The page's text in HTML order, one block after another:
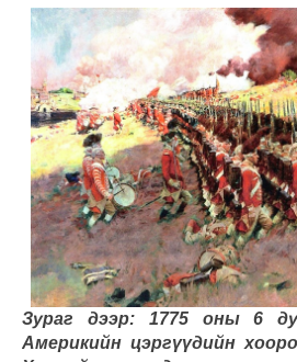
Зураг дээр: 1775 оны 6
Америкийн цэргүүдийн